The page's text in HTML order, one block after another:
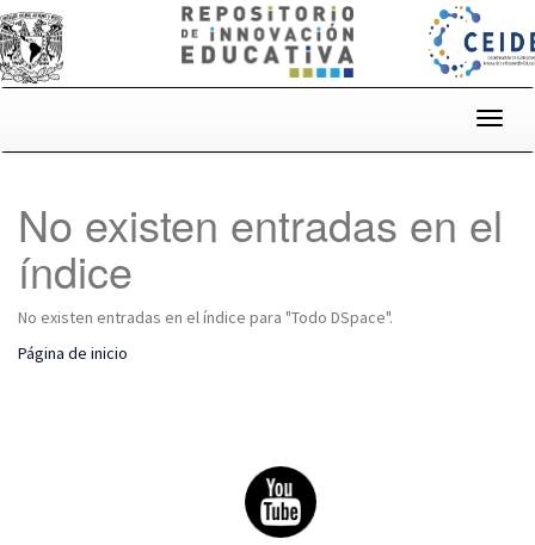
No existen entradas en el
índice
No existen entradas en el índice para "Todo DSpace".
Página de inicio